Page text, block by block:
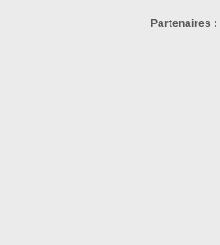
Partenaires :